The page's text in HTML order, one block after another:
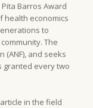
Barros Award
health economics
to
The
(ANF), and seeks
granted every two
in the field